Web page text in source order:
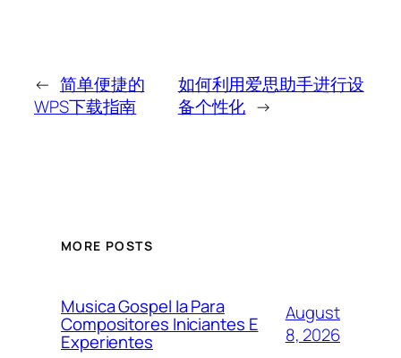
← 简单便捷的
WPS下载指南
如何利用爱思助手进行设
备个性化 →
MORE POSTS
Musica Gospel Ia Para
Compositores Iniciantes E
Experientes
August
8, 2026